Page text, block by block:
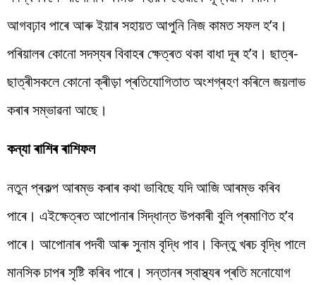
আগবঢ়াব পাৰে আৰু ইয়াৰ সহায়ত আপুনি নিজ কামত সফল হ’ব।
পৰিয়ালৰ কোনো সদস্যৰ বিবাহৰ ক্ষেত্ৰত থকা বাধা দূৰ হ’ব। ছাত্ৰ-
ছাত্ৰীসকলে কোনো ক্ৰীড়া প্ৰতিযোগিতাত অংশগ্ৰহণ কৰিলে জয়লাভ
কৰাৰ সম্ভাৱনা আছে।
কন্যা ৰাশিৰ ৰাশিফল
নতুন প্ৰকল্প আৰম্ভ কৰাৰ কথা ভাবিছে যদি আজি আৰম্ভ কৰিব
পাৰে। এইক্ষেত্ৰত আপোনাৰ সিদ্ধান্ত উপকাৰী বুলি প্ৰমাণিত হ’ব
পাৰে। আপোনাৰ পদবী আৰু সুনাম বৃদ্ধি পাব। কিন্তু খৰচ বৃদ্ধি পালে
মানসিক চাপৰ সৃষ্টি কৰিব পাৰে। সন্তানৰ স্বাস্থ্যৰ প্ৰতি মনোযোগ